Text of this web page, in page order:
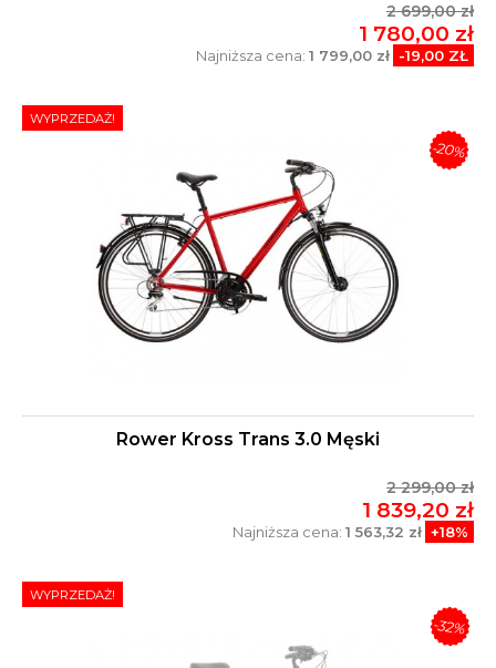
2 699,00 zł
1 780,00 zł
Najniższa cena: 1 799,00 zł -19,00 ZŁ
Rower Kross Trans 3.0 Męski
2 299,00 zł
1 839,20 zł
Najniższa cena: 1 563,32 zł +18%
WYPRZEDAŻ!
-20%
WYPRZEDAŻ!
-32%